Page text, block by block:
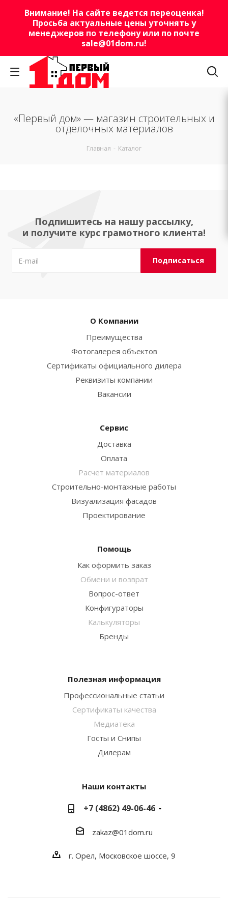
Внимание! На сайте ведется переоценка!
Просьба актуальные цены уточнять у
менеджеров по телефону или по почте
sale@01dom.ru!
«Первый дом» — магазин строительных и
отделочных материалов
Главная - Каталог
Подпишитесь на нашу рассылку,
и получите курс грамотного клиента!
О Компании
Преимущества
Фотогалерея объектов
Сертификаты официального дилера
Реквизиты компании
Вакансии
Сервис
Доставка
Оплата
Расчет материалов
Строительно-монтажные работы
Визуализация фасадов
Проектирование
Помощь
Как оформить заказ
Обмени и возврат
Вопрос-ответ
Конфигураторы
Калькуляторы
Бренды
Полезная информация
Профессиональные статьи
Сертификаты качества
Медиатека
Госты и Снипы
Дилерам
Наши контакты
+7 (4862) 49-06-46
zakaz@01dom.ru
г. Орел, Московское шоссе, 9